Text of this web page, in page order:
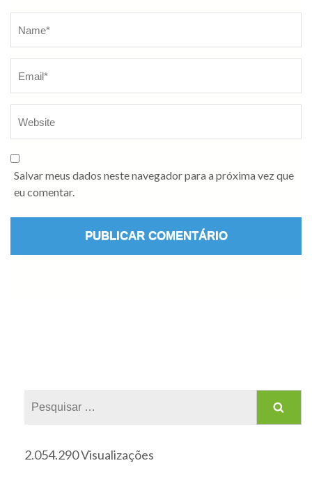
Salvar meus dados neste navegador para a próxima vez que
eu comentar.
2.054.290 Visualizações